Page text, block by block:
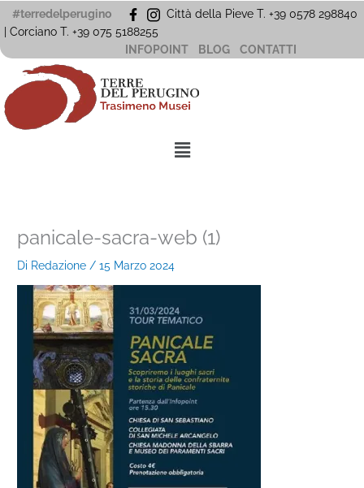
Vai
al
#terredelperugino
Città della Pieve T. +39 0578 298840
| Corciano T. +39 075 5188255
INFOPOINT
BLOG CONTATTI
Menu
panicale-sacra-web (1)
Di Redazione/15 Marzo 2024